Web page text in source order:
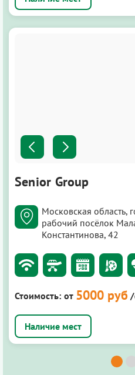
Senior Group
Московская область,
рабочий посёлок
Константинова, 42
Стоимость: от 5000 руб /